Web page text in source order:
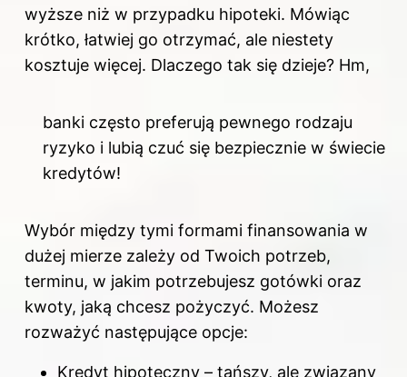
wyższe niż w przypadku hipoteki. Mówiąc
krótko, łatwiej go otrzymać, ale niestety
kosztuje więcej. Dlaczego tak się dzieje? Hm,
banki często preferują pewnego rodzaju
ryzyko i lubią czuć się bezpiecznie w świecie
kredytów!
Wybór między tymi formami finansowania w
dużej mierze zależy od Twoich potrzeb,
terminu, w jakim potrzebujesz gotówki oraz
kwoty, jaką chcesz pożyczyć. Możesz
rozważyć następujące opcje:
Kredyt hipoteczny – tańszy, ale związany